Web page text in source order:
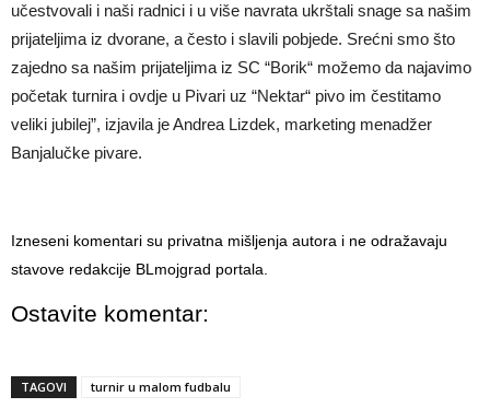
učestvovali i naši radnici i u više navrata ukrštali snage sa našim
prijateljima iz dvorane, a često i slavili pobjede. Srećni smo što
zajedno sa našim prijateljima iz SC “Borik“ možemo da najavimo
početak turnira i ovdje u Pivari uz “Nektar“ pivo im čestitamo
veliki jubilej”, izjavila je Andrea Lizdek, marketing menadžer
Banjalučke pivare.
Izneseni komentari su privatna mišljenja autora i ne odražavaju
stavove redakcije BLmojgrad portala.
Ostavite komentar:
TAGOVI turnir u malom fudbalu